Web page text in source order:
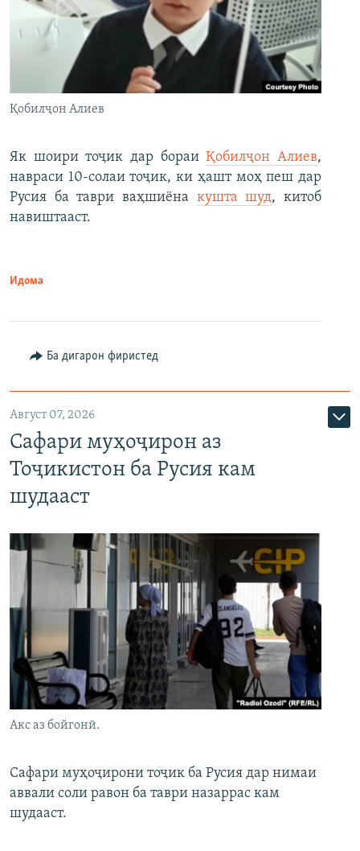
Қобилҷон Алиев
Як шоири тоҷик дар бораиҚобилҷон Алиев,
навраси 10-солаи тоҷик, ки ҳашт моҳ пеш дар
Русия ба таври ваҳшиёна кушта шуд, китоб
навиштааст.
Идома
Ба дигарон фиристед
Август 07, 2026
Сафари муҳоҷирон аз
Тоҷикистон ба Русия кам
шудааст
Акс аз бойгонӣ.
Сафари муҳоҷирони тоҷик ба Русия дар нимаи
аввали соли равон ба таври назаррас кам
шудааст.